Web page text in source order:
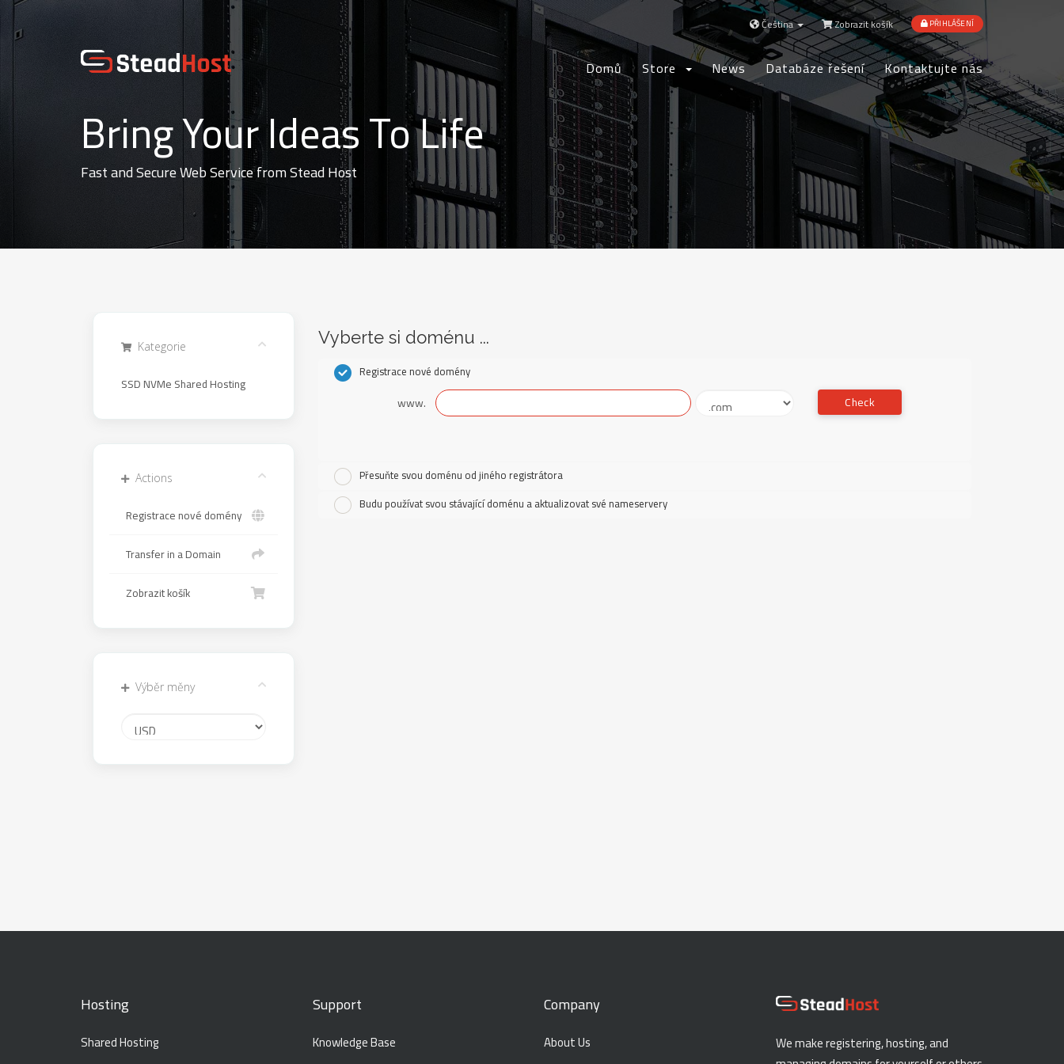
Čeština Zobrazit košík PŘIHLÁŠENÍ
Domů Store News Databáze řešení Kontaktujte nás
Bring Your Ideas To Life
Fast and Secure Web Service from Stead Host
Kategorie
SSD NVMe Shared Hosting
Actions
Registrace nové domény
Transfer in a Domain
Zobrazit košík
Výběr měny
Vyberte si doménu ...
Registrace nové domény
www. Check
Přesuňte svou doménu od jiného registrátora
Budu používat svou stávající doménu a aktualizovat své nameservery
Hosting
Shared Hosting
Support
Knowledge Base
Company
About Us
We make registering, hosting, and